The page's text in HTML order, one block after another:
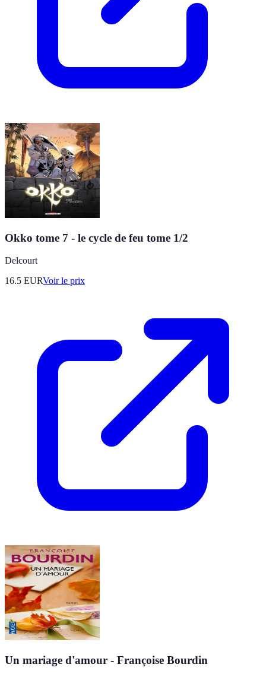
Okko tome 7 - le cycle de feu tome 1/2
Delcourt
16.5 EURVoir le prix
Un mariage d'amour - Françoise Bourdin